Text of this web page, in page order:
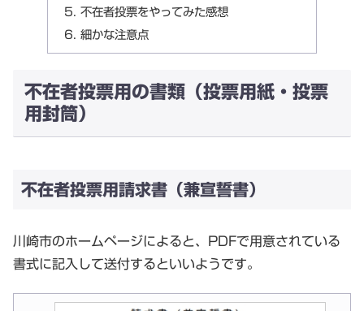
不在者投票をやってみた感想
細かな注意点
不在者投票用の書類（投票用紙・投票
用封筒）
不在者投票用請求書（兼宣誓書）
川崎市のホームページによると、PDFで用意されている
書式に記入して送付するといいようです。